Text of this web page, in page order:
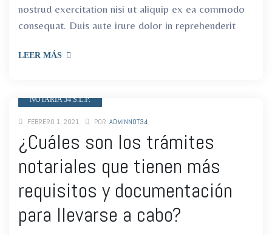
nostrud exercitation nisi ut aliquip ex ea commodo
consequat. Duis aute irure dolor in reprehenderit
LEER MÁS
NOTARIA 34 S.L.P.
FEBRERO 1, 2021 POR ADMINNOT34
¿Cuáles son los trámites
notariales que tienen más
requisitos y documentación
para llevarse a cabo?